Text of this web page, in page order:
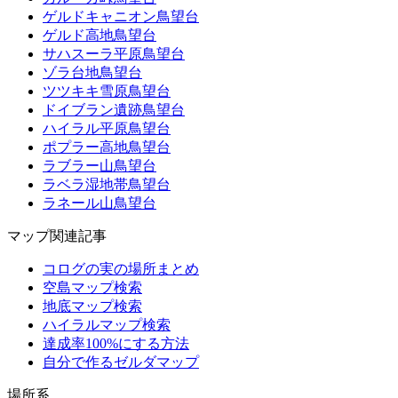
ゲルドキャニオン鳥望台
ゲルド高地鳥望台
サハスーラ平原鳥望台
ゾラ台地鳥望台
ツツキキ雪原鳥望台
ドイブラン遺跡鳥望台
ハイラル平原鳥望台
ポプラー高地鳥望台
ラブラー山鳥望台
ラベラ湿地帯鳥望台
ラネール山鳥望台
マップ関連記事
コログの実の場所まとめ
空島マップ検索
地底マップ検索
ハイラルマップ検索
達成率100%にする方法
自分で作るゼルダマップ
場所系